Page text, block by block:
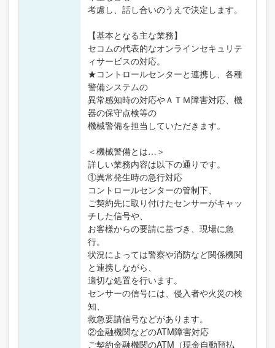
考慮し、話し合いのうえで決定します。
【基本となる主な業務】
セコムの代表的なオンラインセキュリテ
ィサービスの対応。
★コントロールセンターと連携し、各種
警備システムの
異常感知時の対応やＡＴＭ障害対応、機
器の保守点検等の
機械警備を担当していただきます。
＜機械警備とは…＞
詳しい業務内容は以下の通りです。
①異常発生時の急行対応
コントロールセンターの管制下、
ご契約先に取り付けたセンサーがキャッ
チした信号や、
お客様からの要請に基づき、現場に急
行。
状況によっては警察や消防など関係機関
と連携しながら、
適切な処置を行います。
センサーの信号には、侵入者や火災の検
知、
救急要請信号などがあります。
②金融機関などのATM障害対応
ご契約金融機関のATM（現金自動預払